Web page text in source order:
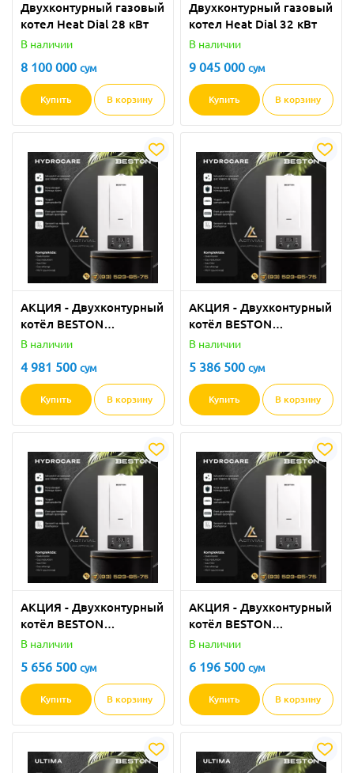
Двухконтурный газовый
котел Heat Dial 28 кВт
В наличии
8 100 000 сум
Купить В корзину
Двухконтурный газовый
котел Heat Dial 32 кВт
В наличии
9 045 000 сум
Купить В корзину
АКЦИЯ - Двухконтурный
котёл BESTON
HYDROCARE 16 кВт
ПОЛНОМ КОМПЛЕКТЕ
от Activial.uz!
В наличии
4 981 500 сум
Купить В корзину
АКЦИЯ - Двухконтурный
котёл BESTON
HYDROCARE 20 кВт
ПОЛНОМ КОМПЛЕКТЕ
от Activial.uz!
В наличии
5 386 500 сум
Купить В корзину
АКЦИЯ - Двухконтурный
котёл BESTON
HYDROCARE 24 кВт
ПОЛНОМ КОМПЛЕКТЕ
от Activial.uz!
В наличии
5 656 500 сум
Купить В корзину
АКЦИЯ - Двухконтурный
котёл BESTON
HYDROCARE 32 кВт
ПОЛНОМ КОМПЛЕКТЕ
от Activial.uz!
В наличии
6 196 500 сум
Купить В корзину